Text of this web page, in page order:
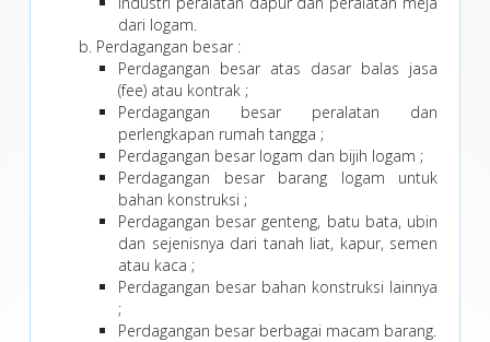
dari logam.
Perdagangan besar :
Perdagangan besar atas dasar balas jasa
(fee) atau kontrak ;
Perdagangan besar peralatan dan
perlengkapan rumah tangga ;
Perdagangan besar logam dan bijih logam ;
Perdagangan besar barang logam untuk
bahan konstruksi ;
Perdagangan besar genteng, batu bata, ubin
dan sejenisnya dari tanah liat, kapur, semen
atau kaca ;
Perdagangan besar bahan konstruksi lainnya
;
Perdagangan besar berbagai macam barang.